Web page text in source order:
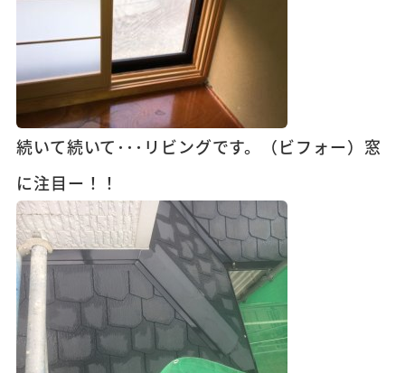
続いて続いて･･･リビングです。（ビフォー）窓
に注目ー！！